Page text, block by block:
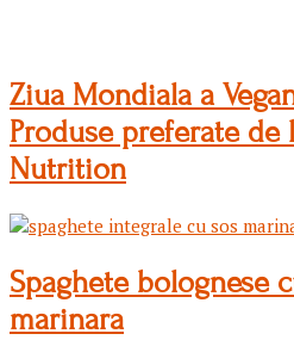
Ziua Mondiala a
Produse preferate de
Nutrition
Spaghete bolognese
marinara